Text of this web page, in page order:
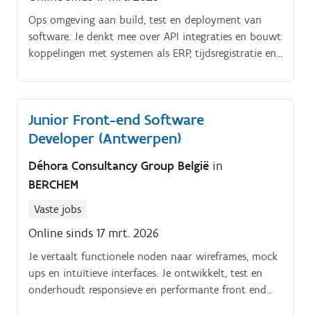
testactiviteiten
Ops omgeving aan build, test en deployment van
software. Je denkt mee over API integraties en bouwt
koppelingen met systemen als ERP, tijdsregistratie en
Junior Front-end Software
Developer (Antwerpen)
Déhora Consultancy Group België in
BERCHEM
Vaste jobs
Online sinds 17 mrt. 2026
Je vertaalt functionele noden naar wireframes, mock
ups en intuïtieve interfaces. Je ontwikkelt, test en
onderhoudt responsieve en performante front end